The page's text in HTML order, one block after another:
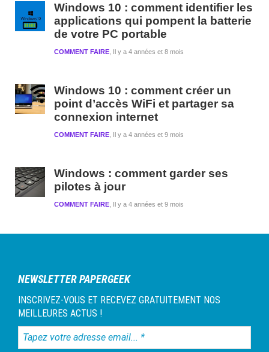
Windows 10 : comment identifier les
applications qui pompent la batterie
de votre PC portable
Il y a 4 années et 8 mois
COMMENT FAIRE
Windows 10 : comment créer un
point d’accès WiFi et partager sa
connexion internet
Il y a 4 années et 9 mois
COMMENT FAIRE
Windows : comment garder ses
pilotes à jour
Il y a 4 années et 9 mois
COMMENT FAIRE
NEWSLETTER PAPERGEEK
INSCRIVEZ-VOUS ET RECEVEZ GRATUITEMENT NOS
MEILLEURES ACTUS !
Tapez
votre